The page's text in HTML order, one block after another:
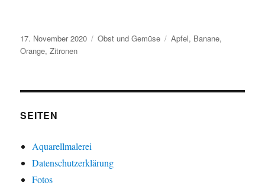
Veröffentlicht
am
17. November 2020 Kategorien
Obst und Gemüse Schlagwörter
Apfel, Banane,
Orange,Zitronen
SEITEN
Aquarellmalerei
Datenschutzerklärung
Fotos